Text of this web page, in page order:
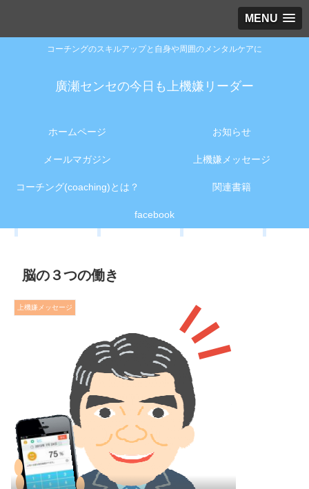
MENU
コーチングのスキルアップと自身や周囲のメンタルケアに
廣瀬センセの今日も上機嫌リーダー
ホームページ お知らせ
メールマガジン 上機嫌メッセージ
コーチング(coaching)とは？ 関連書籍
facebook
脳の３つの働き
上機嫌メッセージ